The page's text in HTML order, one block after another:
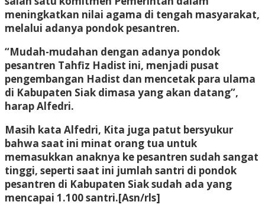
meningkatkan nilai agama di tengah masyarakat,
melalui adanya pondok pesantren.
“Mudah-mudahan dengan adanya pondok
pesantren Tahfiz Hadist ini, menjadi pusat
pengembangan Hadist dan mencetak para ulama
di Kabupaten Siak dimasa yang akan datang”,
harap Alfedri.
Masih kata Alfedri, Kita juga patut bersyukur
bahwa saat ini minat orang tua untuk
memasukkan anaknya ke pesantren sudah sangat
tinggi, seperti saat ini jumlah santri di pondok
pesantren di Kabupaten Siak sudah ada yang
mencapai 1.100 santri.[Asn/rls]